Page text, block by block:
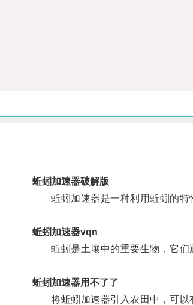
蚯蚓加速器破解版
蚯蚓加速器是一种利用蚯蚓的特
蚯蚓加速器vqn
蚯蚓是土壤中的重要生物，它们
蚯蚓加速器用不了了
将蚯蚓加速器引入农田中，可以